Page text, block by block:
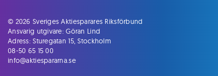
© 2026 Sveriges Aktiesparares Riksförbund
Ansvarig utgivare: Göran Lind
Adress: Sturegatan 15, Stockholm
08-50 65 15 00
info@aktiespararna.se